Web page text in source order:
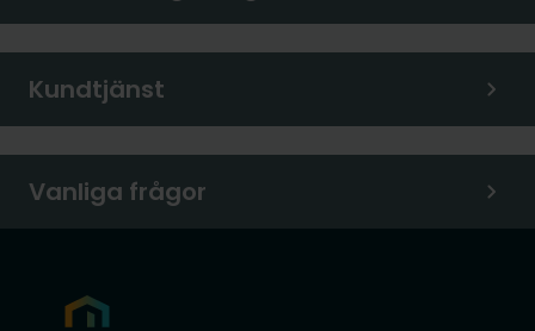
Kundtjänst
Vanliga frågor